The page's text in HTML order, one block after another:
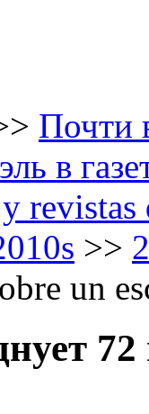
Почти
в
>>
un